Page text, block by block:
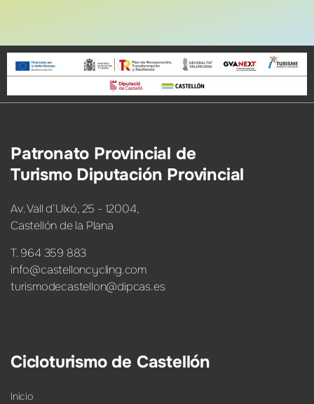
Patronato Provincial de
Turismo Diputación Provincial
Av. Vall d’Uixó, 25 - 12004,
Castellón de la Plana
T. 964 359 883
info@castelloncycling.com
turismodecastellon@dipcas.es
Cicloturismo de Castellón
Inicio